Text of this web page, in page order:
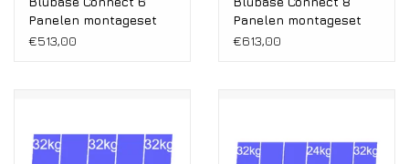
Panelen montageset
Oost/West Portrait
€513,00
Panelen montageset
Oost/West Portrait
€613,00